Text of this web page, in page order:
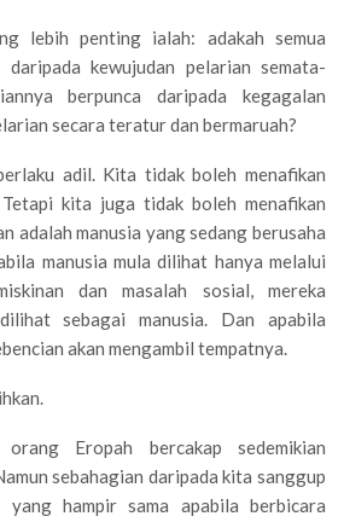
lebih penting ialah: adakah semua
kewujudan pelarian semata-
berpunca daripada kegagalan
secara teratur dan bermaruah?
adil. Kita tidak boleh menafikan
kita juga tidak boleh menafikan
adalah manusia yang sedang berusaha
manusia mula dilihat hanya melalui
dan masalah sosial, mereka
sebagai manusia. Dan apabila
akan mengambil tempatnya.
Eropah bercakap sedemikian
sebahagian daripada kita sanggup
yang hampir sama apabila berbicara